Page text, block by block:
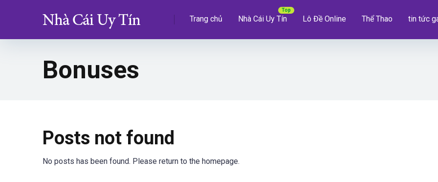
Trang chủ Nhà Cái Uy Tín Lô Đề Online Thể Thao tin tức
Bonuses
Posts not found
No posts has been found. Please return to the homepage.